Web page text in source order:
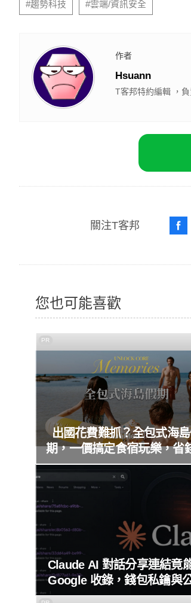
#趨勢科技 #雲端/資訊安全
作者
Hsuann
T客邦特約編輯 ，
關注T客邦
您也可能喜歡
出國花費難抓？全包式海
期，一價搞定食宿玩樂，省
省心！
PR
Claude AI 對話分享連結竟
Google 收錄，錢包私鑰與
機密全都露